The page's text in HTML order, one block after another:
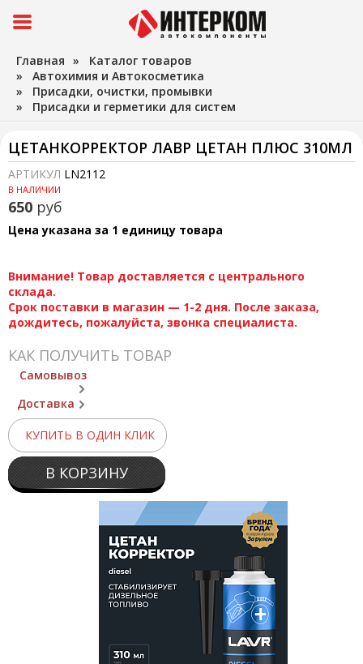
Главная » Каталог товаров
» Автохимия и Автокосметика
» Присадки, очистки, промывки
» Присадки и герметики для систем
ЦЕТАНКОРРЕКТОР ЛАВР ЦЕТАН ПЛЮС 310МЛ
АРТИКУЛ LN2112
В НАЛИЧИИ
650 руб
Цена указана за 1 единицу товара
Внимание! Товар доставляется с центрального
склада.
Срок поставки в магазин — 1-2 дня. После заказа,
дождитесь, пожалуйста, звонка специалиста.
КАК ПОЛУЧИТЬ ТОВАР
Самовывоз
Доставка
КУПИТЬ В ОДИН КЛИК
В КОРЗИНУ